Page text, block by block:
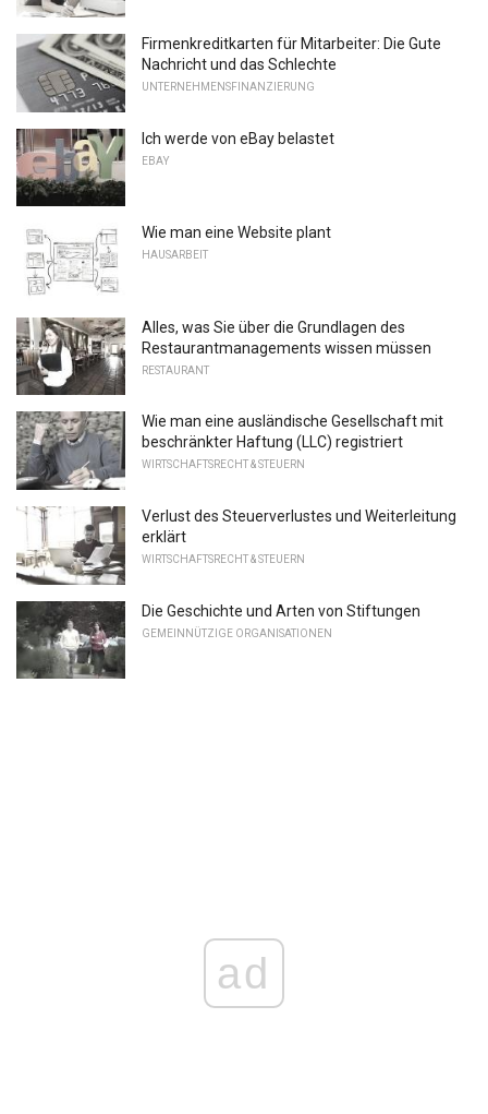
Firmenkreditkarten für Mitarbeiter: Die Gute
Nachricht und das Schlechte
UNTERNEHMENSFINANZIERUNG
Ich werde von eBay belastet
EBAY
Wie man eine Website plant
HAUSARBEIT
Alles, was Sie über die Grundlagen des
Restaurantmanagements wissen müssen
RESTAURANT
Wie man eine ausländische Gesellschaft mit
beschränkter Haftung (LLC) registriert
WIRTSCHAFTSRECHT & STEUERN
Verlust des Steuerverlustes und Weiterleitung
erklärt
WIRTSCHAFTSRECHT & STEUERN
Die Geschichte und Arten von Stiftungen
GEMEINNÜTZIGE ORGANISATIONEN
ad